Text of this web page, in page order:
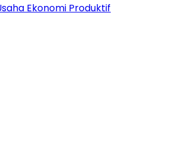
Ekonomi Produktif